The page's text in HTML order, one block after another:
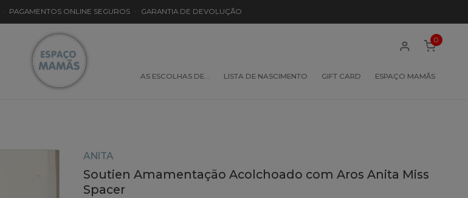
· PAGAMENTOS ONLINE SEGUROS · GARANTIA DE DEVOLUÇÃO
AS ESCOLHAS DE… LISTA DE NASCIMENTO GIFT CARD ESPAÇO MAMÃS
0
ANITA
Soutien Amamentação Acolchoado com Aros Anita Miss
Spacer